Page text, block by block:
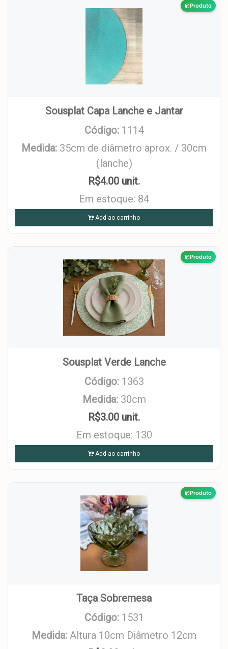
Produto
Sousplat Capa Lanche e Jantar
Código: 1114
Medida: 35cm de diâmetro aprox. / 30cm
(lanche)
R$4.00 unit.
Em estoque: 84
Add ao carrinho
Produto
Sousplat Verde Lanche
Código: 1363
Medida: 30cm
R$3.00 unit.
Em estoque: 130
Add ao carrinho
Produto
Taça Sobremesa
Código: 1531
Medida: Altura 10cm Diâmetro 12cm